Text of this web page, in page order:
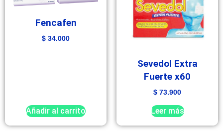
Fencafen
$ 34.000
Añadir al carrito
Sevedol Extra
Fuerte x60
$ 73.900
Leer más